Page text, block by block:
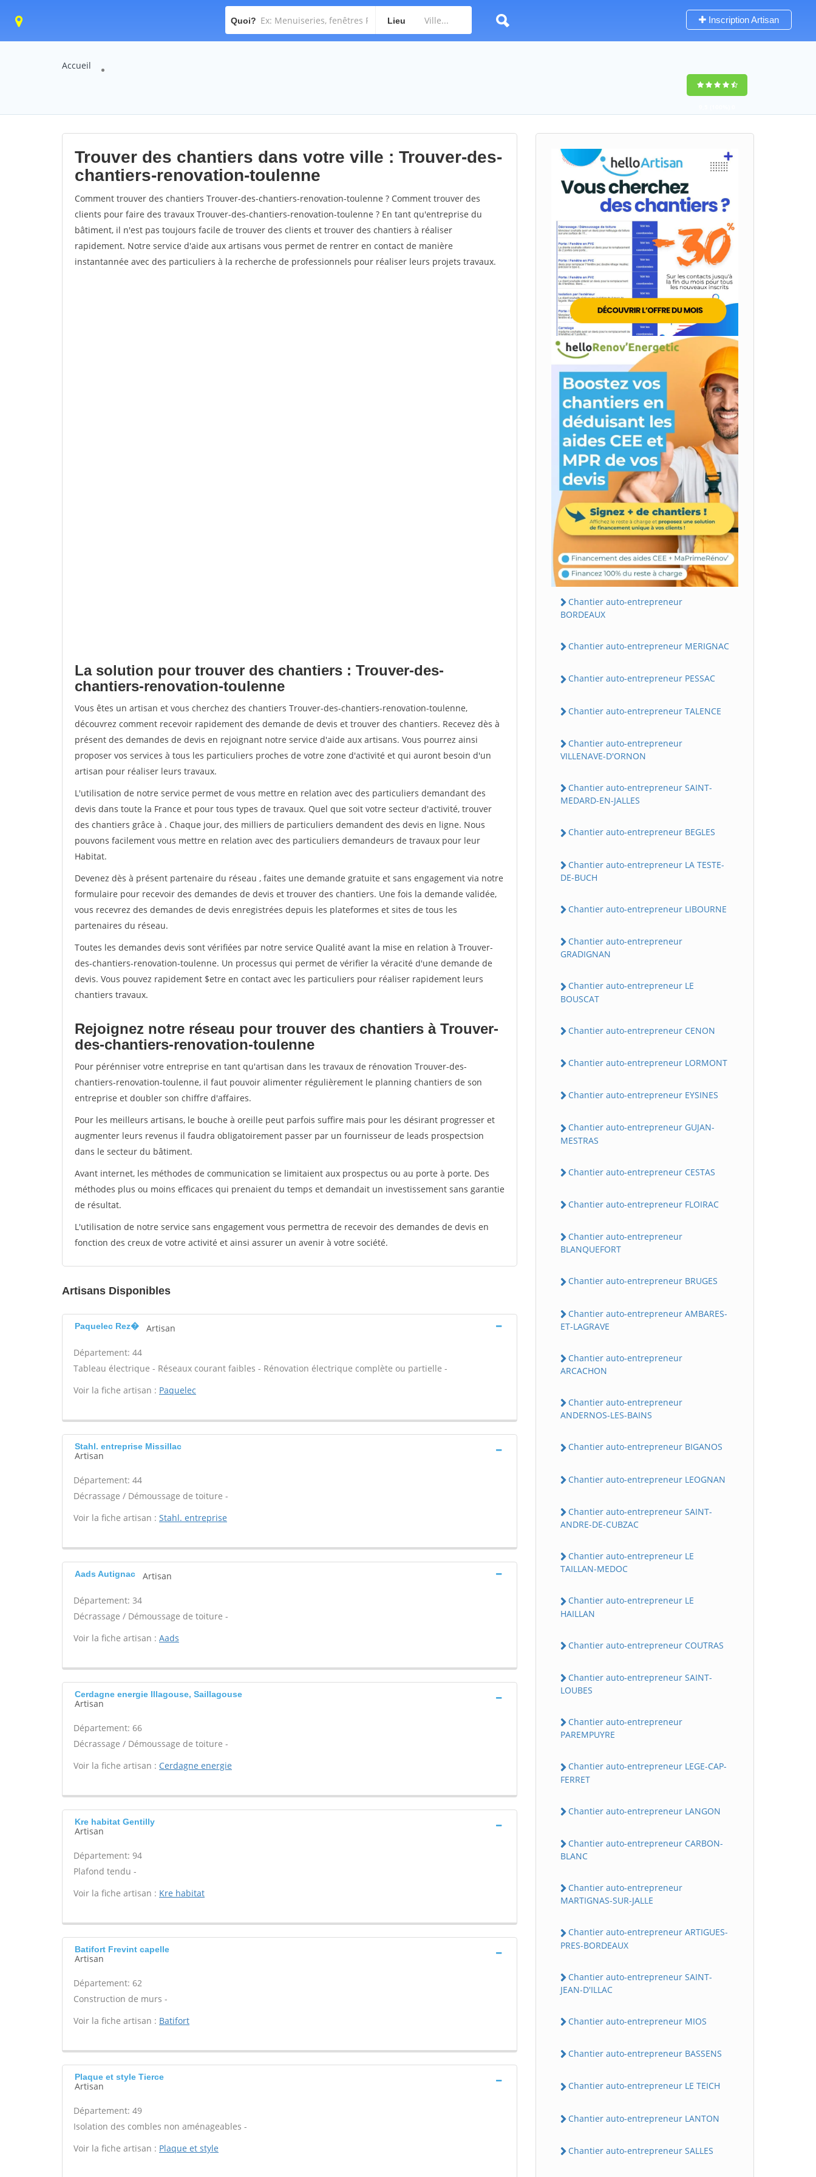
Quoi? Lieu Inscription Artisan
Accueil
Trouver des chantiers dans votre ville : Trouver-des-
chantiers-renovation-toulenne
Comment trouver des chantiers Trouver-des-chantiers-renovation-toulenne ? Comment trouver des
clients pour faire des travaux Trouver-des-chantiers-renovation-toulenne ? En tant qu'entreprise du
bâtiment, il n'est pas toujours facile de trouver des clients et trouver des chantiers à réaliser
rapidement. Notre service d'aide aux artisans vous permet de rentrer en contact de manière
instantannée avec des particuliers à la recherche de professionnels pour réaliser leurs projets travaux.
La solution pour trouver des chantiers : Trouver-des-
chantiers-renovation-toulenne
Vous êtes un artisan et vous cherchez des chantiers Trouver-des-chantiers-renovation-toulenne,
découvrez comment recevoir rapidement des demande de devis et trouver des chantiers. Recevez dès à
présent des demandes de devis en rejoignant notre service d'aide aux artisans. Vous pourrez ainsi
proposer vos services à tous les particuliers proches de votre zone d'activité et qui auront besoin d'un
artisan pour réaliser leurs travaux.
L'utilisation de notre service permet de vous mettre en relation avec des particuliers demandant des
devis dans toute la France et pour tous types de travaux. Quel que soit votre secteur d'activité, trouver
des chantiers grâce à . Chaque jour, des milliers de particuliers demandent des devis en ligne. Nous
pouvons facilement vous mettre en relation avec des particuliers demandeurs de travaux pour leur
Habitat.
Devenez dès à présent partenaire du réseau , faites une demande gratuite et sans engagement via notre
formulaire pour recevoir des demandes de devis et trouver des chantiers. Une fois la demande validée,
vous recevrez des demandes de devis enregistrées depuis les plateformes et sites de tous les
partenaires du réseau.
Toutes les demandes devis sont vérifiées par notre service Qualité avant la mise en relation à Trouver-
des-chantiers-renovation-toulenne. Un processus qui permet de vérifier la véracité d'une demande de
devis. Vous pouvez rapidement $etre en contact avec les particuliers pour réaliser rapidement leurs
chantiers travaux.
Rejoignez notre réseau pour trouver des chantiers à Trouver-
des-chantiers-renovation-toulenne
Pour pérénniser votre entreprise en tant qu'artisan dans les travaux de rénovation Trouver-des-
chantiers-renovation-toulenne, il faut pouvoir alimenter régulièrement le planning chantiers de son
entreprise et doubler son chiffre d'affaires.
Pour les meilleurs artisans, le bouche à oreille peut parfois suffire mais pour les désirant progresser et
augmenter leurs revenus il faudra obligatoirement passer par un fournisseur de leads prospectsion
dans le secteur du bâtiment.
Avant internet, les méthodes de communication se limitaient aux prospectus ou au porte à porte. Des
méthodes plus ou moins efficaces qui prenaient du temps et demandait un investissement sans garantie
de résultat.
L'utilisation de notre service sans engagement vous permettra de recevoir des demandes de devis en
fonction des creux de votre activité et ainsi assurer un avenir à votre société.
Artisans Disponibles
Paquelec Rez� Artisan
Département: 44
Tableau électrique - Réseaux courant faibles - Rénovation électrique complète ou partielle -
Voir la fiche artisan : Paquelec
Stahl. entreprise Missillac
Artisan
Département: 44
Décrassage / Démoussage de toiture -
Voir la fiche artisan : Stahl. entreprise
Aads Autignac Artisan
Département: 34
Décrassage / Démoussage de toiture -
Voir la fiche artisan : Aads
Cerdagne energie Illagouse, Saillagouse
Artisan
Département: 66
Décrassage / Démoussage de toiture -
Voir la fiche artisan : Cerdagne energie
Kre habitat Gentilly
Artisan
Département: 94
Plafond tendu -
Voir la fiche artisan : Kre habitat
Batifort Frevint capelle
Artisan
Département: 62
Construction de murs -
Voir la fiche artisan : Batifort
Plaque et style Tierce
Artisan
Département: 49
Isolation des combles non aménageables -
Voir la fiche artisan : Plaque et style
Chantier auto-entrepreneur
BORDEAUX
Chantier auto-entrepreneur MERIGNAC
Chantier auto-entrepreneur PESSAC
Chantier auto-entrepreneur TALENCE
Chantier auto-entrepreneur
VILLENAVE-D'ORNON
Chantier auto-entrepreneur SAINT-
MEDARD-EN-JALLES
Chantier auto-entrepreneur BEGLES
Chantier auto-entrepreneur LA TESTE-
DE-BUCH
Chantier auto-entrepreneur LIBOURNE
Chantier auto-entrepreneur
GRADIGNAN
Chantier auto-entrepreneur LE
BOUSCAT
Chantier auto-entrepreneur CENON
Chantier auto-entrepreneur LORMONT
Chantier auto-entrepreneur EYSINES
Chantier auto-entrepreneur GUJAN-
MESTRAS
Chantier auto-entrepreneur CESTAS
Chantier auto-entrepreneur FLOIRAC
Chantier auto-entrepreneur
BLANQUEFORT
Chantier auto-entrepreneur BRUGES
Chantier auto-entrepreneur AMBARES-
ET-LAGRAVE
Chantier auto-entrepreneur
ARCACHON
Chantier auto-entrepreneur
ANDERNOS-LES-BAINS
Chantier auto-entrepreneur BIGANOS
Chantier auto-entrepreneur LEOGNAN
Chantier auto-entrepreneur SAINT-
ANDRE-DE-CUBZAC
Chantier auto-entrepreneur LE
TAILLAN-MEDOC
Chantier auto-entrepreneur LE
HAILLAN
Chantier auto-entrepreneur COUTRAS
Chantier auto-entrepreneur SAINT-
LOUBES
Chantier auto-entrepreneur
PAREMPUYRE
Chantier auto-entrepreneur LEGE-CAP-
FERRET
Chantier auto-entrepreneur LANGON
Chantier auto-entrepreneur CARBON-
BLANC
Chantier auto-entrepreneur
MARTIGNAS-SUR-JALLE
Chantier auto-entrepreneur ARTIGUES-
PRES-BORDEAUX
Chantier auto-entrepreneur SAINT-
JEAN-D'ILLAC
Chantier auto-entrepreneur MIOS
Chantier auto-entrepreneur BASSENS
Chantier auto-entrepreneur LE TEICH
Chantier auto-entrepreneur LANTON
Chantier auto-entrepreneur SALLES